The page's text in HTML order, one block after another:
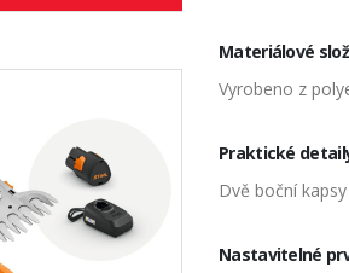
Materiálové
Vyrobeno z
Praktické
Dvě boční
Nastavitelné